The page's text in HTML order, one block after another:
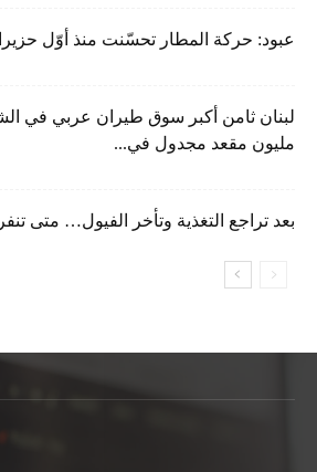
عبود: حركة المطار تحسّنت منذ أوّل
لبنان ثامن أكبر سوق طيران عربي في
مليون مقعد مجدول في...
بعد تراجع التغذية وتأخر الفيول… متى